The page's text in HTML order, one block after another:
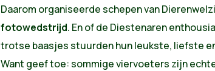
Daarom organiseerde schepen van
fotowedstrijd. En of de Diestenaren
trotse baasjes stuurden hun leukste, liefste
Want geef toe: sommige viervoeters zijn